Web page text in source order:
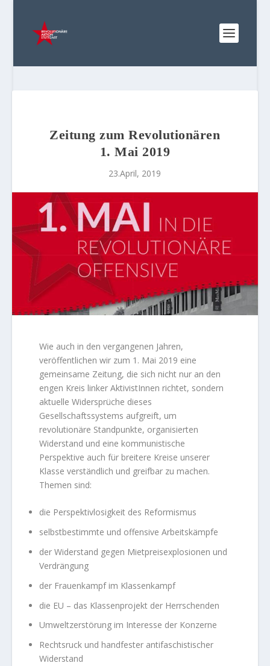
Zeitung zum Revolutionären
1. Mai 2019
23.April, 2019
Wie auch in den vergangenen Jahren,
veröffentlichen wir zum 1. Mai 2019 eine
gemeinsame Zeitung, die sich nicht nur an den
engen Kreis linker AktivistInnen richtet, sondern
aktuelle Widersprüche dieses
Gesellschaftssystems aufgreift, um
revolutionäre Standpunkte, organisierten
Widerstand und eine kommunistische
Perspektive auch für breitere Kreise unserer
Klasse verständlich und greifbar zu machen.
Themen sind:
die Perspektivlosigkeit des Reformismus
selbstbestimmte und offensive Arbeitskämpfe
der Widerstand gegen Mietpreisexplosionen und
Verdrängung
der Frauenkampf im Klassenkampf
die EU – das Klassenprojekt der Herrschenden
Umweltzerstörung im Interesse der Konzerne
Rechtsruck und handfester antifaschistischer
Widerstand